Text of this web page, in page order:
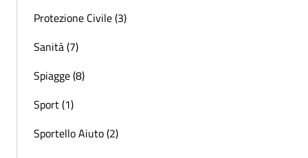
Protezione Civile (3)
Sanità (7)
Spiagge (8)
Sport (1)
Sportello Aiuto (2)